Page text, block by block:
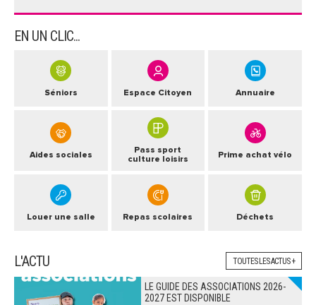
EN UN CLIC...
Séniors Espace Citoyen Annuaire
Aides sociales
Pass sport
culture loisirs
Prime achat vélo
Louer une salle Repas scolaires Déchets
L'ACTU TOUTES LES ACTUS +
LE GUIDE DES ASSOCIATIONS 2026-
2027 EST DISPONIBLE